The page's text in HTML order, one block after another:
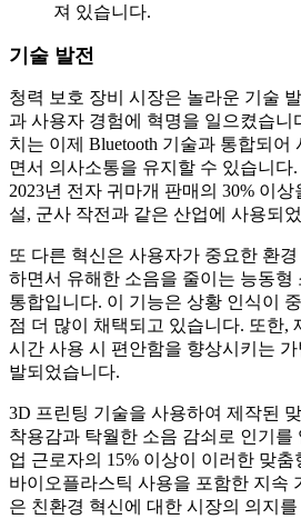
져 있습니다.
기술 발전
청력 보호 장비 시장은 놀라운 기술
과 사용자 경험에 혁명을 일으켰습니
치는 이제 Bluetooth 기술과 통합되
면서 의사소통을 유지할 수 있습니다
2023년 전자 귀마개 판매의 30% 이
설, 군사 작전과 같은 산업에 사용되
또 다른 혁신은 사용자가 중요한 환
하면서 유해한 소음을 줄이는 능동형
통합입니다. 이 기능은 상황 인식이
점 더 많이 채택되고 있습니다. 또한,
시간 사용 시 편안함을 향상시키는
발되었습니다.
3D 프린팅 기술을 사용하여 제작된
착용감과 탁월한 소음 감쇠로 인기를
업 근로자의 15% 이상이 이러한 맞
바이오플라스틱 사용을 포함한 지속
은 친환경 혁신에 대한 시장의 의지